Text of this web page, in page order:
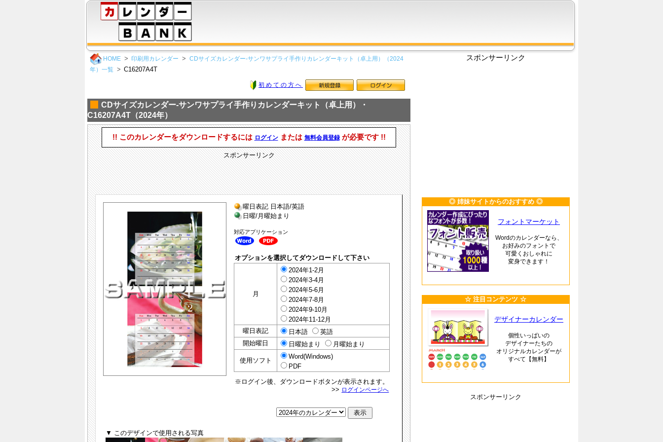
HOME 印刷用カレンダー
CDサイズカレンダー-サンワサプライ手作りカレンダーキット（卓上用）（2024
年）一覧
C16207A4T
初めての方へ
CDサイズカレンダー-サンワサプライ手作りカレンダーキット（卓上用）・
C16207A4T（2024年）
!! このカレンダーをダウンロードするには ログインまたは 無料会員登録が必要です !!
スポンサーリンク
曜日表記 日本語/英語
日曜/月曜始まり
対応アプリケーション
オプションを選択してダウンロードして下さい
月
2024年1-2月
2024年3-4月
2024年5-6月
2024年7-8月
2024年9-10月
2024年11-12月
曜日表記
日本語
英語
開始曜日
日曜始まり 月曜始まり
使用ソフト
Word(Windows)
PDF
※ログイン後、ダウンロードボタンが表示されます。
>> ログインページへ
▼ このデザインで使用される写真
スポンサーリンク
◎ 姉妹サイトからのおすすめ ◎
フォントマーケット
Wordのカレンダーなら、
お好みのフォントで
可愛くおしゃれに
変身できます！
☆ 注目コンテンツ ☆
デザイナーカレンダー
個性いっぱいの
デザイナーたちの
オリジナルカレンダーが
すべて【無料】
スポンサーリンク